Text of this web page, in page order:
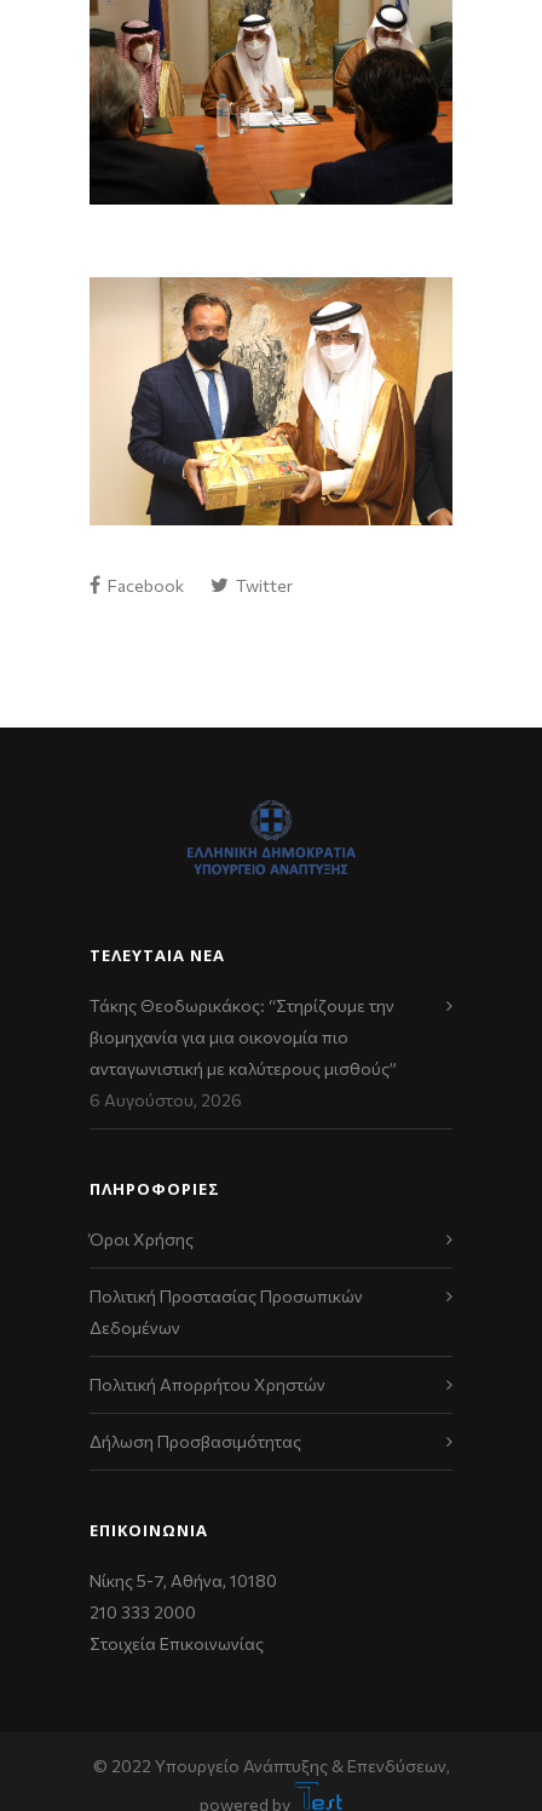
Facebook Twitter
ΤΕΛΕΥΤΑΊΑ ΝΈΑ
Τάκης Θεοδωρικάκος: “Στηρίζουμε την
βιομηχανία για μια οικονομία πιο
ανταγωνιστική με καλύτερους μισθούς”
6 Αυγούστου, 2026
ΠΛΗΡΟΦΟΡΙΕΣ
Όροι Χρήσης
Πολιτική Προστασίας Προσωπικών
Δεδομένων
Πολιτική Απορρήτου Χρηστών
Δήλωση Προσβασιμότητας
ΕΠΙΚΟΙΝΩΝΊΑ
Νίκης 5-7, Αθήνα, 10180
210 333 2000
Στοιχεία Επικοινωνίας
© 2022 Υπουργείο Ανάπτυξης & Επενδύσεων,
powered by